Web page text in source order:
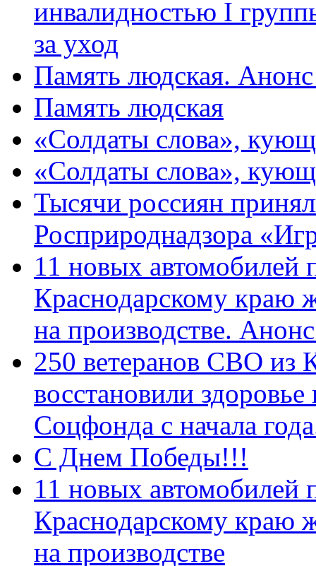
инвалидностью I
за уход
Память людская.
Память людская
«Солдаты слова»,
«Солдаты слова»,
Тысячи россиян
Росприроднадзора
11 новых автомобилей
Краснодарскому краю
на производстве.
250 ветеранов СВО из
восстановили
Соцфонда с начала
С Днем Победы!!!
11 новых автомобилей
Краснодарскому краю
на производстве